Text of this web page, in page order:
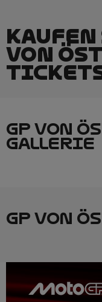
VON
GP VON
GALLERIE
GP VON